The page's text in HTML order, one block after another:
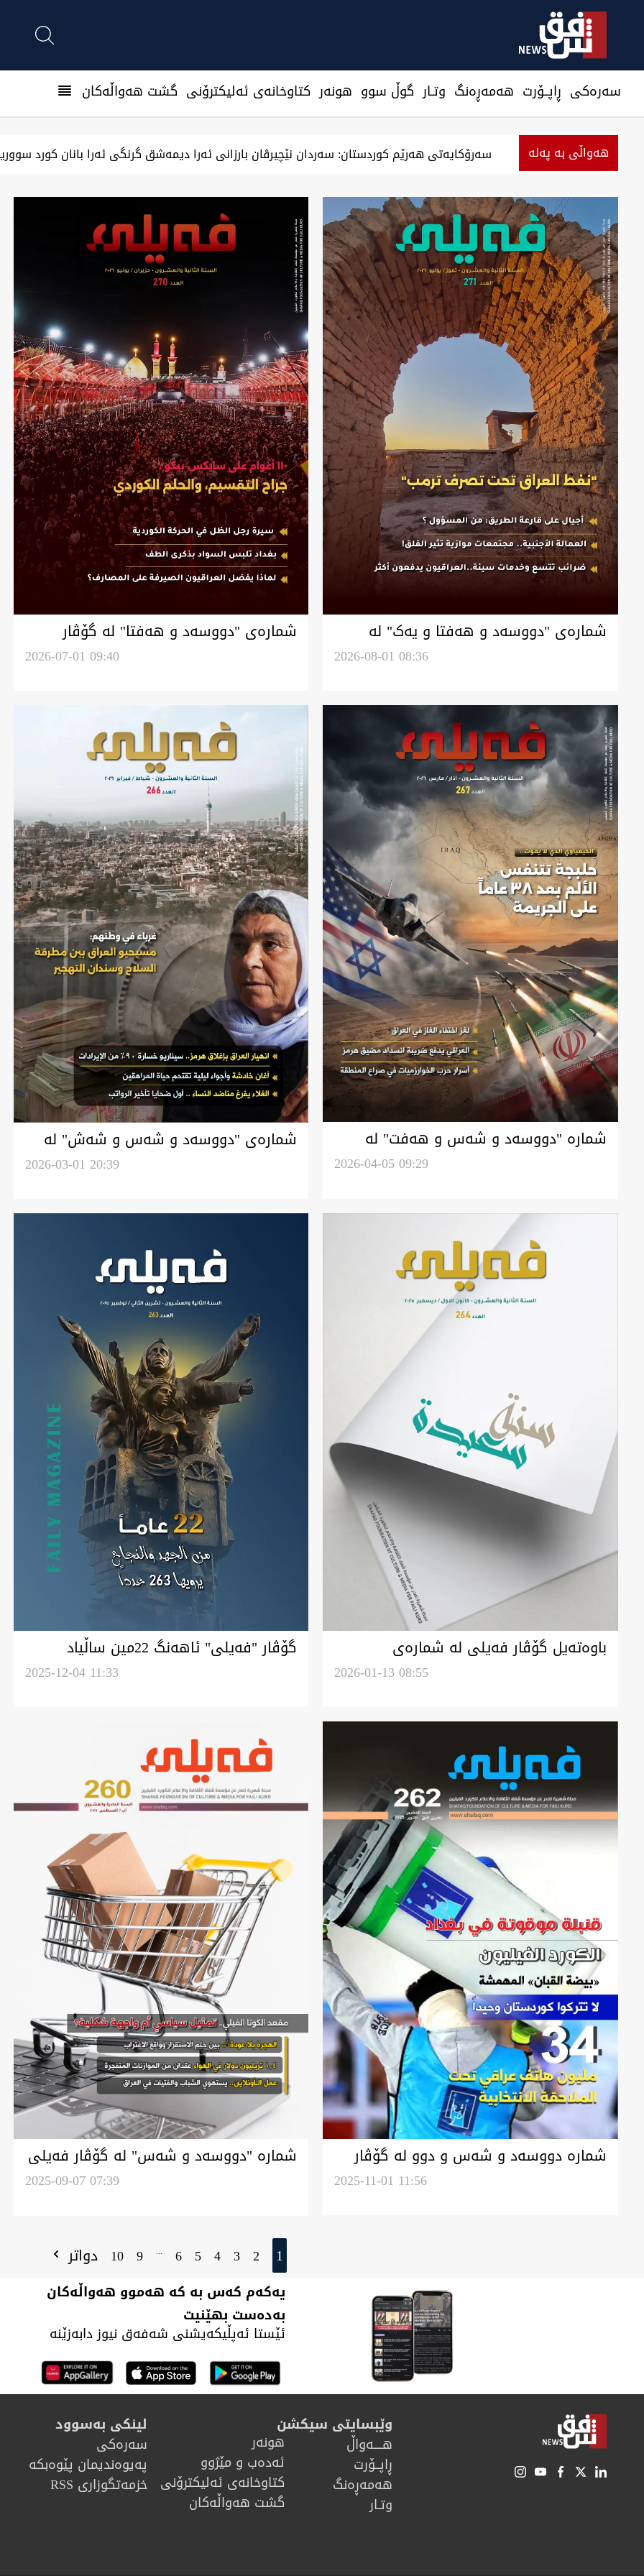
سەرەکی ڕاپــۆرت هه‌مه‌ڕه‌نگ وتـار گوڵ سوو هونه‌ر كتاوخانه‌ی ئه‌ليكترۆنی گشت هەواڵەکان
هەواڵی بە پەلە ‏بەرزەوبوین نرخ دۆلار لە بەغداد و جیگیربوینی لە هەولێر وەگەرد بەسیان بۆرسەیل
شمارەی "دووسەد و هەفتا و یەک" لە
2026-08-01 08:36
شمارەی "دووسەد و هەفتا" لە گۆڤار
2026-07-01 09:40
شمارە "دووسەد و شەس و هەفت" لە
2026-04-05 09:29
شمارەی "دووسەد و شەس و شەش" لە
2026-03-01 20:39
باوەتەیل گۆڤار فەیلی لە شمارەی
2026-01-13 08:55
گۆڤار "فەيلی" ئاهەنگ 22مین ساڵیاد
کاروان دویرودرویژ خوەی کەێد2025-12-04 11:33
شمارە دووسەد و شەس و دوو لە گۆڤار
2025-11-01 11:56
شمارە "دووسەد و شەس" لە گۆڤار فەیلی
2025-09-07 07:39
1
2
3
4
5
6
...
9
10 دواتر
یەکەم کەس بە کە هەموو هەواڵەکان
بەدەست بهێنیت
ئێستا ئەپڵیکەیشنی شەفەق نیوز دابەزێنە
وێبسایتی سیکشن
هــــه‌واڵ
ڕاپــۆرت
هه‌مه‌ڕه‌نگ
وتـار
هونه‌ر
ئەدەب و مێژوو
كتاوخانه‌ی ئه‌ليكترۆنی
گشت هەواڵەکان
لینکی بەسوود
سەرەکی
پەیوەندیمان پێوەبکە
خزمەتگوزاری RSS